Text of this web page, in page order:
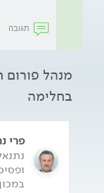
תגובה
מנהל פורום
בחלימה
פרי